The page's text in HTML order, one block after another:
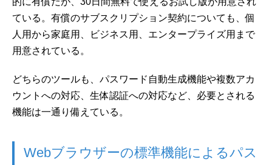
ている。有償のサブスクリプション契約についても、個
人用から家庭用、ビジネス用、エンタープライズ用まで
用意されている。
どちらのツールも、パスワード自動生成機能や複数アカ
ウントへの対応、生体認証への対応など、必要とされる
機能は一通り備えている。
Webブラウザーの標準機能によるパス